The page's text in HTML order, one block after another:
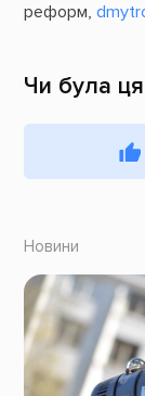
реформ,
Чи була
Новини